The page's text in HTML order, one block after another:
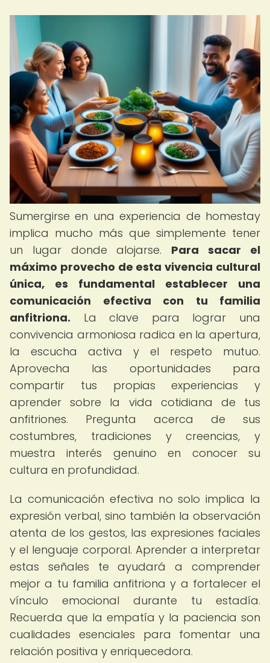
Sumergirse en una experiencia de homestay
implica mucho más que simplemente tener
un lugar donde alojarse. Para sacar el
máximo provecho de esta vivencia cultural
única, es fundamental establecer una
comunicación efectiva con tu familia
anfitriona. La clave para lograr una
convivencia armoniosa radica en la apertura,
la escucha activa y el respeto mutuo.
Aprovecha las oportunidades para
compartir tus propias experiencias y
aprender sobre la vida cotidiana de tus
anfitriones. Pregunta acerca de sus
costumbres, tradiciones y creencias, y
muestra interés genuino en conocer su
cultura en profundidad.
La comunicación efectiva no solo implica la
expresión verbal, sino también la observación
atenta de los gestos, las expresiones faciales
y el lenguaje corporal. Aprender a interpretar
estas señales te ayudará a comprender
mejor a tu familia anfitriona y a fortalecer el
vínculo emocional durante tu estadía.
Recuerda que la empatía y la paciencia son
cualidades esenciales para fomentar una
relación positiva y enriquecedora.